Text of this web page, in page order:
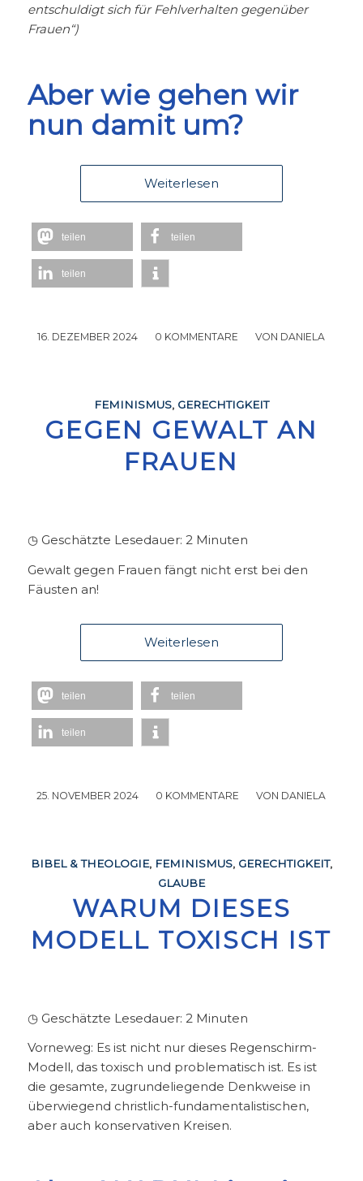
entschuldigt sich für Fehlverhalten gegenüber
Frauen“)
Aber wie gehen wir
nun damit um?
Weiterlesen
teilen teilen
teilen
16. DEZEMBER 2024
/ 0 KOMMENTARE
/ VON DANIELA
FEMINISMUS, GERECHTIGKEIT
GEGEN GEWALT AN
FRAUEN
◷ Geschätzte Lesedauer: 2 Minuten
Gewalt gegen Frauen fängt nicht erst bei den
Fäusten an!
Weiterlesen
teilen teilen
teilen
25. NOVEMBER 2024
/ 0 KOMMENTARE
/ VON DANIELA
BIBEL & THEOLOGIE, FEMINISMUS, GERECHTIGKEIT,
GLAUBE
WARUM DIESES
MODELL TOXISCH IST
◷ Geschätzte Lesedauer: 2 Minuten
Vorneweg: Es ist nicht nur dieses Regenschirm-
Modell, das toxisch und problematisch ist. Es ist
die gesamte, zugrundeliegende Denkweise in
überwiegend christlich-fundamentalistischen,
aber auch konservativen Kreisen.